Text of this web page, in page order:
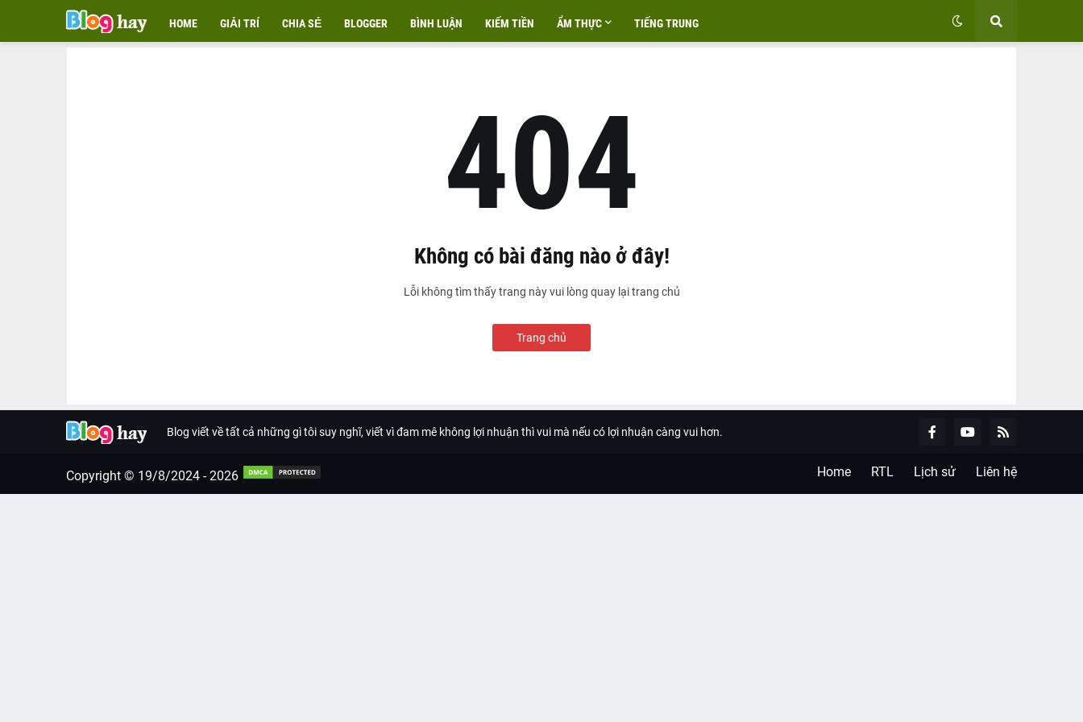
HOME GIẢI TRÍ CHIA SẺ BLOGGER BÌNH LUẬN KIẾM TIỀN ẨM THỰC TIẾNG TRUNG
404
Không có bài đăng nào ở đây!
Lỗi không tìm thấy trang này vui lòng quay lại trang chủ
Trang chủ
Blog viết về tất cả những gì tôi suy nghĩ, viết vì đam mê không lợi nhuận thì vui mà nếu có lợi nhuận càng vui hơn.
Copyright © 19/8/2024 -2026 Home RTL Lịch sử Liên hệ